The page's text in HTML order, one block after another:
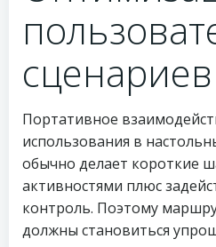
сценариев
Портативное
использования в
обычно делает короткие
активностями плюс
контроль. Поэтому
должны становиться